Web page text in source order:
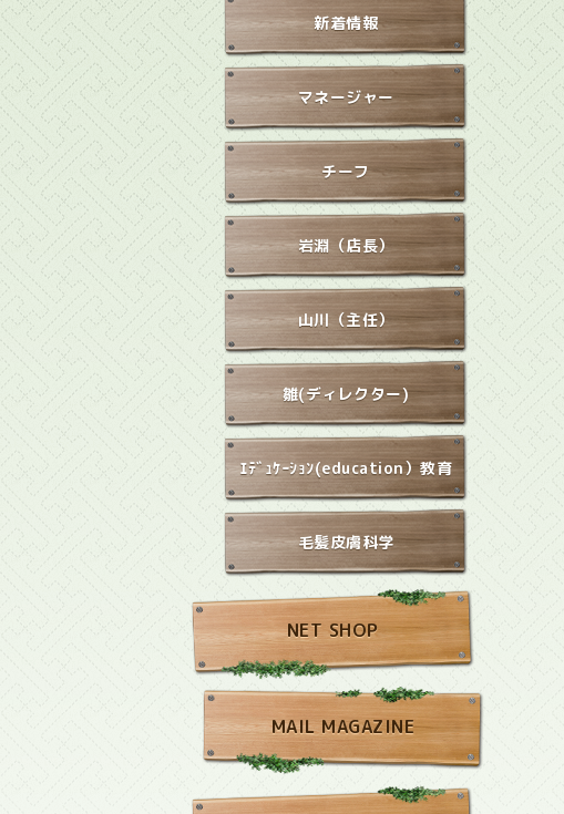
新着情報
マネージャー
チーフ
岩淵（店長）
山川（主任）
雛(ディレクター)
ｴﾃﾞｭｹｰｼｮﾝ(education）教育
毛髪皮膚科学
NET SHOP
MAIL MAGAZINE